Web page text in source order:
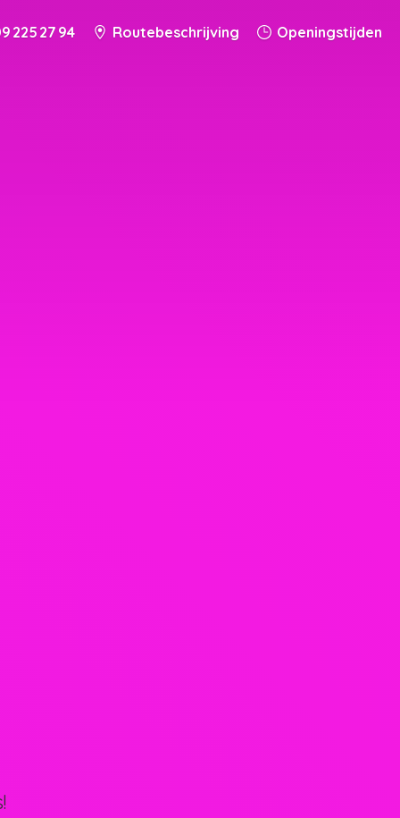
225 27 94 Routebeschrijving Openingstijden